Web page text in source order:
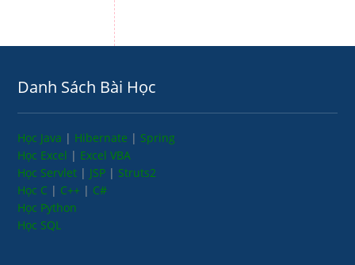
Danh Sách Bài Học
Học Java | Hibernate | Spring
Học Excel | Excel VBA
Học Servlet | JSP | Struts2
Học C | C++ | C#
Học Python
Học SQL